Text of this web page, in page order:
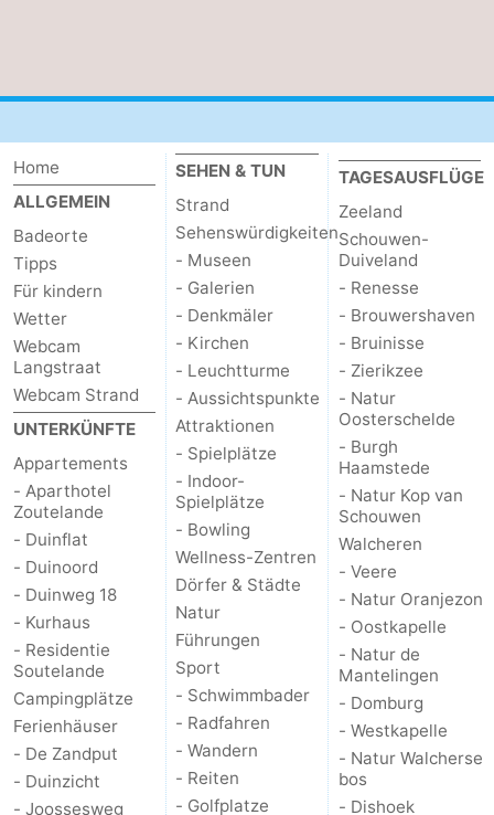
Cadzand
-
Het
Zwin
Kontakt
Home
ALLGEMEIN
Badeorte
Tipps
Für kindern
Wetter
Webcam
Langstraat
Webcam Strand
UNTERKÜNFTE
Appartements
- Aparthotel
Zoutelande
- Duinflat
- Duinoord
- Duinweg 18
- Kurhaus
- Residentie
Soutelande
Campingplätze
Ferienhäuser
- De Zandput
- Duinzicht
- Joossesweg
SEHEN & TUN
Strand
Sehenswürdigkeiten
- Museen
- Galerien
- Denkmäler
- Kirchen
- Leuchtturme
- Aussichtspunkte
Attraktionen
- Spielplätze
- Indoor-
Spielplätze
- Bowling
Wellness-Zentren
Dörfer & Städte
Natur
Führungen
Sport
- Schwimmbader
- Radfahren
- Wandern
- Reiten
- Golfplatze
TAGESAUSFLÜGE
Zeeland
Schouwen-
Duiveland
- Renesse
- Brouwershaven
- Bruinisse
- Zierikzee
- Natur
Oosterschelde
- Burgh
Haamstede
- Natur Kop van
Schouwen
Walcheren
- Veere
- Natur Oranjezon
- Oostkapelle
- Natur de
Mantelingen
- Domburg
- Westkapelle
- Natur Walcherse
bos
- Dishoek